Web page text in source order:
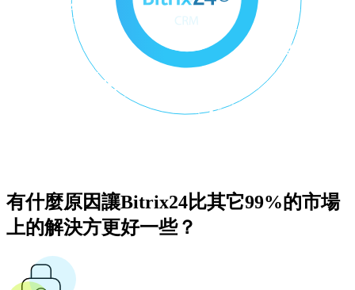
有什麼原因讓Bitrix24比其它99%的市場
上的解決方更好一些？